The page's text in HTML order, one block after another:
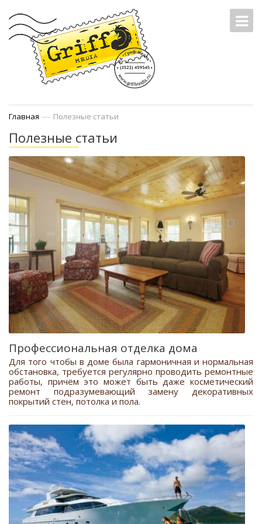
Главная — Полезные статьи
Полезные статьи
Профессиональная отделка дома
Для того чтобы в доме была гармоничная и нормальная
обстановка, требуется регулярно проводить ремонтные
работы, причём это может быть даже косметический
ремонт подразумевающий замену декоративных
покрытий стен, потолка и пола.